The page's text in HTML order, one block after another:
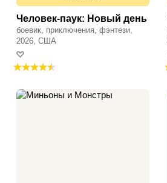
Человек-паук: Новый день
боевик, приключения, фэнтези,
фантастика
2026, США